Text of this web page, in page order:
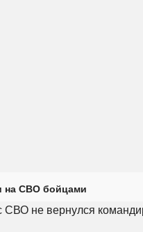
на СВО бойцами